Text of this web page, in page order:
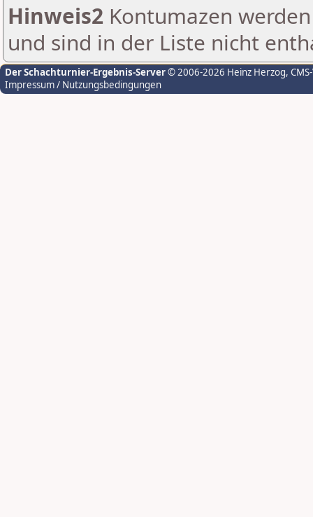
Hinweis2 Kontumazen
und sind in der Liste nicht
Der Schachturnier-Ergebnis-Server© 2006-2026 Heinz Herzog,
Impressum / Nutzungsbedingungen